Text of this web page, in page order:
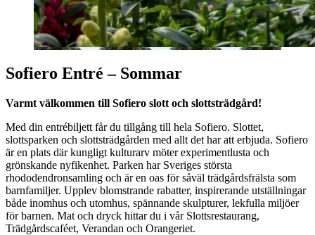
Sofiero Entré – Sommar
Varmt välkommen till Sofiero slott och slottsträdgård!
Med din entrébiljett får du tillgång till hela Sofiero. Slottet,
slottsparken och slottsträdgården med allt det har att erbjuda. Sofiero
är en plats där kungligt kulturarv möter experimentlusta och
grönskande nyfikenhet. Parken har Sveriges största
rhododendronsamling och är en oas för såväl trädgårdsfrälsta som
barnfamiljer. Upplev blomstrande rabatter, inspirerande utställningar
både inomhus och utomhus, spännande skulpturer, lekfulla miljöer
för barnen. Mat och dryck hittar du i vår Slottsrestaurang,
Trädgårdscaféet, Verandan och Orangeriet.